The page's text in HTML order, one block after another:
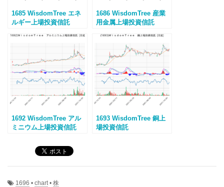
1685 WisdomTree エネ
ルギー上場投資信託
1686 WisdomTree 産業
用金属上場投資信託
1692 WisdomTree アル
ミニウム上場投資信託
1693 WisdomTree 銅上
場投資信託
1696 • chart • 株